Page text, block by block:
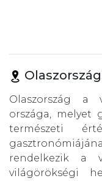
Olaszország
Olaszország a
országa, melyet
természeti
rendelkezik a
világörökségi